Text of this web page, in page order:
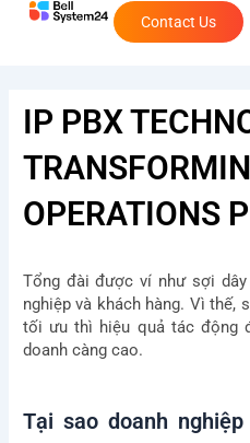
Skip
Contact Us
IP PBX
OPERATIONS
Tổng đài được ví như sợi
nghiệp và khách hàng. Vì thế,
tối ưu thì hiệu quả tác động
doanh càng cao.
Tại sao doanh